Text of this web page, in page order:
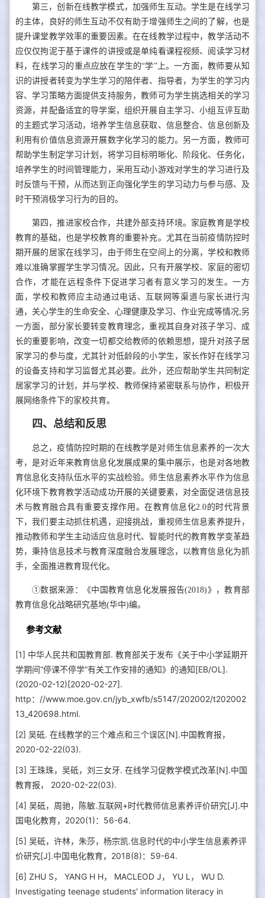
第三，创新在线教学模式，加强师生互动。学生是在线学习
的主体，良好的师生互动不仅有助于增强师生之间的了解，也是
提升课堂教学效率的重要因素。在在线教学过程中，教学活动不
应仅仅拘泥于基于课件的讲授或是单纯看课程视频、阅读学习材
料，在线学习的重点应放在学生的“学”上。一方面，教师要从知
识的讲授者转变为学生学习的陪伴者、指导者，为学生的学习内
容、学习策略方面提供支持服务，教师可为学生挑选相关的学习
资源，并配备适宜的导学案，组织开展自主学习、小组互评互助
的主题式学习活动，培养学生信息获取、信息整合、信息创新及
利用有价值信息资源开展数字化学习的能力。另一方面，教师可
帮助学生制定学习计划，将学习目标明晰化、阶段化、任务化，
培养学生的时间管理能力，采用互动小游戏对学生的学习进行及
时反馈与干预，从而达到正向强化学生的学习动力与参与感、及
时干预消极学习行为的目的。
第四，推进家校合作，共建外部支持环境。家庭教育是学校
教育的基础，也是学校教育的重要补充。尤其在当前疫情防控时
期开展的居家在线学习，由于师生在空间上的分离，学校和教师
难以准确掌握学生学习情况。因此，只有开展学校、家庭的密切
合作，才能在远程条件下促进学习者有意义学习的发生。一方
面，学校和教师应主动通过电话、互联网等渠道与家长进行沟
通，关心学生的生命安全、心理健康及学习、作业完成等情况;另
一方面，部分家长要转变教育理念，重视其自身对孩子学习、成
长的重要影响，改变一切都交给教师的依赖思想，提升对孩子居
家学习的参与度，尤其针对低龄段的小学生，家长作好在线学习
的设备支持和学习监督尤其必要。此外，还应帮助学生共同制定
居家学习的计划，并与学校、教师保持紧密联系与协作，积极开
展网络条件下的家校共育。
四、总结和反思
总之，疫情防控时期的在线教学是对师生信息素养的一次大
考，是对近年来教育信息化发展成果的集中展示，也是对各地教
育信息化支持队伍水平的实战检验。师生信息素养水平作为信息
化环境下教育教学活动成功开展的关键要素，对全面促进信息技
术与教育融合具有重要支撑作用。在教育信息化2.0的时代背景
下，我们要主动抓住机遇，迎接挑战，重视师生信息素养提升，
推动教师和学生主动适应信息时代、智能时代的教育教学变革趋
势，秉持信息技术与教育深度融合发展理念，以教育信息化为抓
手，全面推进教育现代化。
①数据来源：《中国教育信息化发展报告(2018)》，教育部
教育信息化战略研究基地(华中)编。
参考文献
[1] 中华人民共和国教育部. 教育部关于发布《关于中小学延期开
学期间“停课不停学”有关工作安排的通知》的通知[EB/OL].
(2020-02-12)[2020-02-27].
http：//www.moe.gov.cn/jyb_xwfb/s5147/202002/t202002
13_420698.html.
[2] 吴砥. 在线教学的三个难点和三个误区[N].中国教育报，
2020-02-22(03).
[3] 王珠珠，吴砥，刘三女牙. 在线学习促教学模式改革[N].中国
教育报， 2020-02-22(03).
[4] 吴砥，周驰，陈敏.互联网+时代教师信息素养评价研究[J].中
国电化教育，2020(1)：56-64.
[5] 吴砥，许林，朱莎，杨宗凯.信息时代的中小学生信息素养评
价研究[J].中国电化教育，2018(8)：59-64.
[6] ZHU S， YANG H H， MACLEOD J， YU L， WU D.
Investigating teenage students' information literacy in